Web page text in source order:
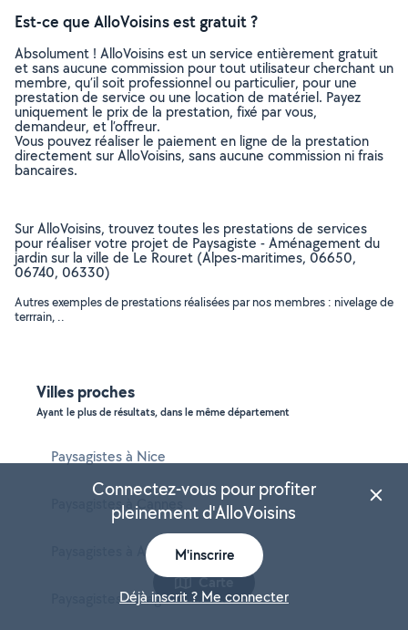
Est-ce que AlloVoisins est gratuit ?
Absolument ! AlloVoisins est un service entièrement gratuit
et sans aucune commission pour tout utilisateur cherchant un
membre, qu’il soit professionnel ou particulier, pour une
prestation de service ou une location de matériel. Payez
uniquement le prix de la prestation, fixé par vous,
demandeur, et l’offreur.
Vous pouvez réaliser le paiement en ligne de la prestation
directement sur AlloVoisins, sans aucune commission ni frais
bancaires.
Sur AlloVoisins, trouvez toutes les prestations de services
pour réaliser votre projet de Paysagiste - Aménagement du
jardin sur la ville de Le Rouret (Alpes-maritimes, 06650,
06740, 06330)
Autres exemples de prestations réalisées par nos membres : nivelage de
terrrain, ..
Villes proches
Ayant le plus de résultats, dans le même département
Paysagistes à Nice
Paysagistes à Cannes
Paysagistes à Antibes
Paysagistes à Cagnes-sur-Mer
Carte
Connectez-vous pour profiter
pleinement d'AlloVoisins
M'inscrire
Déjà inscrit ? Me connecter